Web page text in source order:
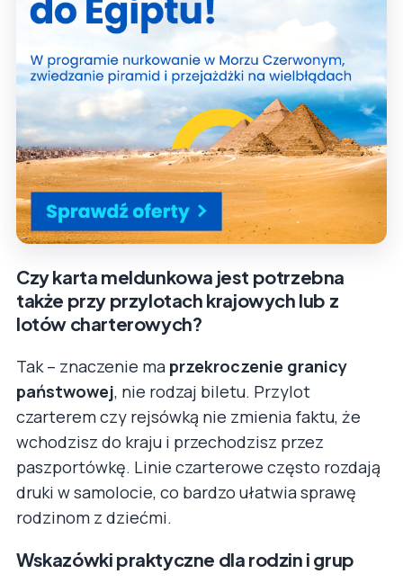
Czy karta meldunkowa jest potrzebna
także przy przylotach krajowych lub z
lotów charterowych?
Tak – znaczenie ma przekroczenie granicy
państwowej, nie rodzaj biletu. Przylot
czarterem czy rejsówką nie zmienia faktu, że
wchodzisz do kraju i przechodzisz przez
paszportówkę. Linie czarterowe często rozdają
druki w samolocie, co bardzo ułatwia sprawę
rodzinom z dziećmi.
Wskazówki praktyczne dla rodzin i grup